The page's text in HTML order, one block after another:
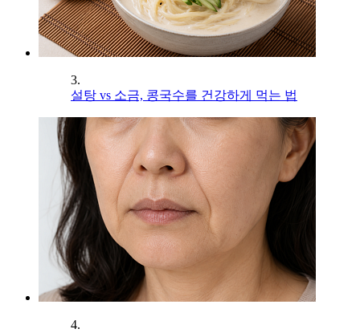
3.
설탕 vs 소금, 콩국수를 건강하게 먹는 법
4.